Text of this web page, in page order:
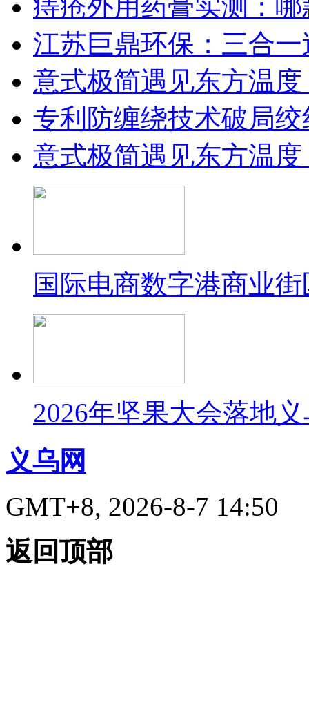
痔疮外用药膏实测：
江苏巨鼎环保：三合
意式极简遇见东方温
专利防缠绕技术破局
意式极简遇见东方温
国际电商数字港商业
2026年坚果大会落地
义乌网
GMT+8, 2026-8-7 14:50
返回顶部